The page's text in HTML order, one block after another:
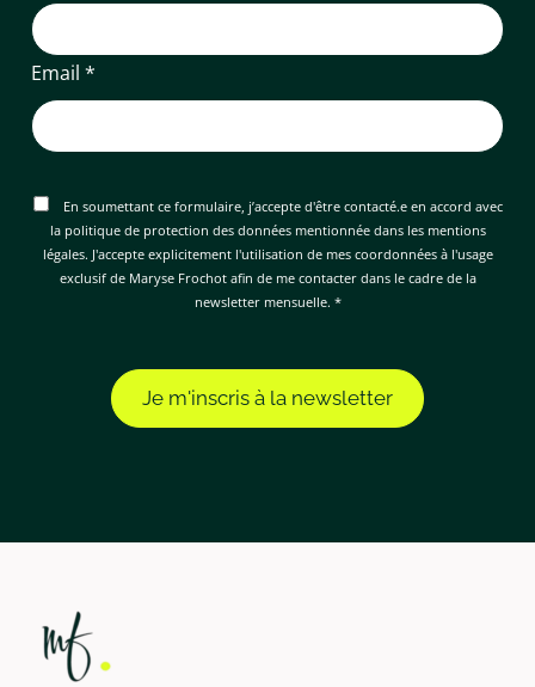
Email *
En soumettant ce formulaire, j’accepte d'être contacté.e en accord avec
la politique de protection des données mentionnée dans les mentions
légales. J'accepte explicitement l'utilisation de mes coordonnées à l'usage
exclusif de Maryse Frochot afin de me contacter dans le cadre de la
newsletter mensuelle. *